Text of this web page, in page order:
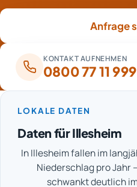
Anfrage
KONTAKT AUFNEHMEN
0800 77 11 999
LOKALE DATEN
Daten für Illesheim
In Illesheim fallen im
Niederschlag pro Jahr
schwankt deutlich